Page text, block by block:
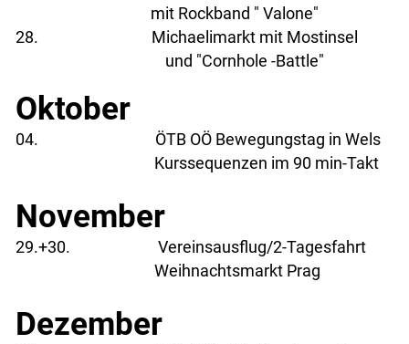
mit Rockband " Valone"
28. Michaelimarkt mit Mostinsel
und "Cornhole -Battle"
Oktober
04. ÖTB OÖ Bewegungstag in Wels
Kurssequenzen im 90 min-Takt
November
29.+30. Vereinsausflug/2-Tagesfahrt
Weihnachtsmarkt Prag
Dezember